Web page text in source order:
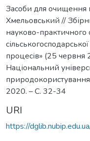
Засоби для очищення
Хмельовський //
науково-практичного
процесів» (25 червня
Національний
2020. – C. 32-34
URI
https://